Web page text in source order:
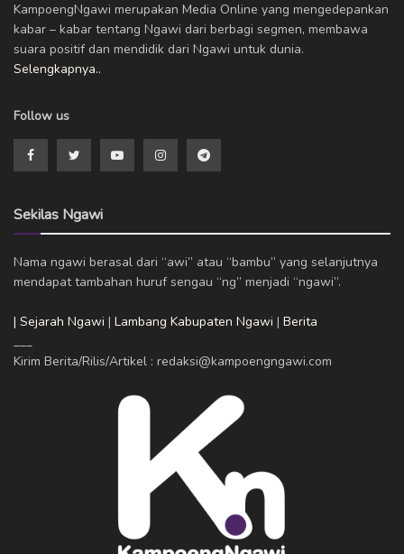
KampoengNgawi merupakan Media Online yang mengedepankan
kabar – kabar tentang Ngawi dari berbagi segmen, membawa
suara positif dan mendidik dari Ngawi untuk dunia.
Selengkapnya..
Follow us
Sekilas Ngawi
Nama ngawi berasal dari “awi” atau “bambu” yang selanjutnya
mendapat tambahan huruf sengau “ng” menjadi “ngawi”.
| Sejarah Ngawi | Lambang Kabupaten Ngawi | Berita
___
Kirim Berita/Rilis/Artikel : redaksi@kampoengngawi.com